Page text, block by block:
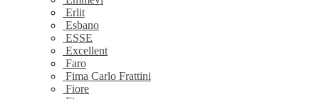
Erlit
Esbano
ESSE
Excellent
Faro
Fima Carlo Frattini
Fiore